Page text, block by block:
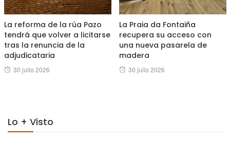
La reforma de la rúa Pazo
tendrá que volver a licitarse
tras la renuncia de la
adjudicataria
Posted
30 julio 2026
La Praia da Fontaiña
recupera su acceso con
una nueva pasarela de
madera
Posted
30 julio 2026
Lo + Visto